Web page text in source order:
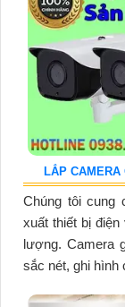
LẮP CAMERA
Chúng tôi cung
xuất thiết bị
lượng. Camera
sắc nét, ghi hình